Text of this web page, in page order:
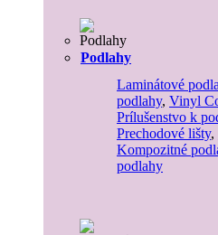
Podlahy
Laminátové
podlahy, Vinyl
Prílušenstvo k
Prechodové lišty,
Kompozitné
podlahy